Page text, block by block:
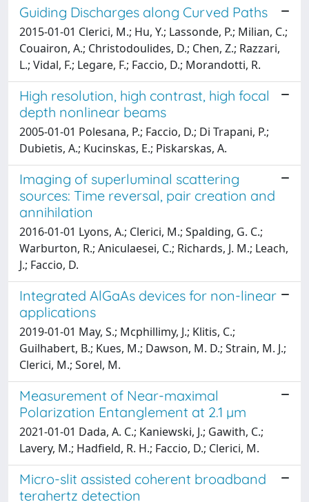
Guiding Discharges along Curved Paths
2015-01-01 Clerici, M.; Hu, Y.; Lassonde, P.; Milian, C.;
Couairon, A.; Christodoulides, D.; Chen, Z.; Razzari,
L.; Vidal, F.; Legare, F.; Faccio, D.; Morandotti, R.
High resolution, high contrast, high focal
depth nonlinear beams
2005-01-01 Polesana, P.; Faccio, D.; Di Trapani, P.;
Dubietis, A.; Kucinskas, E.; Piskarskas, A.
Imaging of superluminal scattering
sources: Time reversal, pair creation and
annihilation
2016-01-01 Lyons, A.; Clerici, M.; Spalding, G. C.;
Warburton, R.; Aniculaesei, C.; Richards, J. M.; Leach,
J.; Faccio, D.
Integrated AlGaAs devices for non-linear
applications
2019-01-01 May, S.; Mcphillimy, J.; Klitis, C.;
Guilhabert, B.; Kues, M.; Dawson, M. D.; Strain, M. J.;
Clerici, M.; Sorel, M.
Measurement of Near-maximal
Polarization Entanglement at 2.1 µm
2021-01-01 Dada, A. C.; Kaniewski, J.; Gawith, C.;
Lavery, M.; Hadfield, R. H.; Faccio, D.; Clerici, M.
Micro-slit assisted coherent broadband
terahertz detection